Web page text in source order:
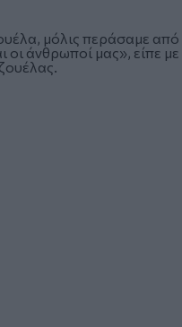
μόλις περάσαμε από
άνθρωποί μας», είπε